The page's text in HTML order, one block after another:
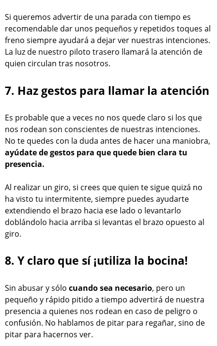
Si queremos advertir de una parada con tiempo es
recomendable dar unos pequeños y repetidos toques al
freno siempre ayudará a dejar ver nuestras intenciones.
La luz de nuestro piloto trasero llamará la atención de
quien circulan tras nosotros.
7. Haz gestos para llamar la atención
Es probable que a veces no nos quede claro si los que
nos rodean son conscientes de nuestras intenciones.
No te quedes con la duda antes de hacer una maniobra,
ayúdate de gestos para que quede bien clara tu
presencia.
Al realizar un giro, si crees que quien te sigue quizá no
ha visto tu intermitente, siempre puedes ayudarte
extendiendo el brazo hacia ese lado o levantarlo
doblándolo hacia arriba si levantas el brazo opuesto al
giro.
8. Y claro que sí ¡utiliza la bocina!
Sin abusar y sólo cuando sea necesario, pero un
pequeño y rápido pitido a tiempo advertirá de nuestra
presencia a quienes nos rodean en caso de peligro o
confusión. No hablamos de pitar para regañar, sino de
pitar para hacernos ver.